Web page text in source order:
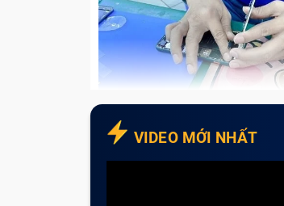
giá chính xác, kỹ càng nhất,
bước kiểm tra, thẩm định cơ
Với dịch vụ đa dạng, và quy
khách hàng các dịch vụ thu
Máy mới không trầy
VIDEO MỚI NHẤT